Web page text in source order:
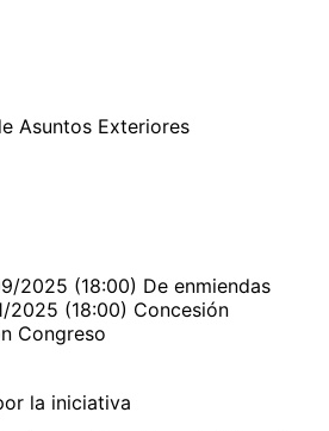
Asuntos Exteriores
2025 (18:00) De enmiendas
2025 (18:00) Concesión
Congreso
la iniciativa